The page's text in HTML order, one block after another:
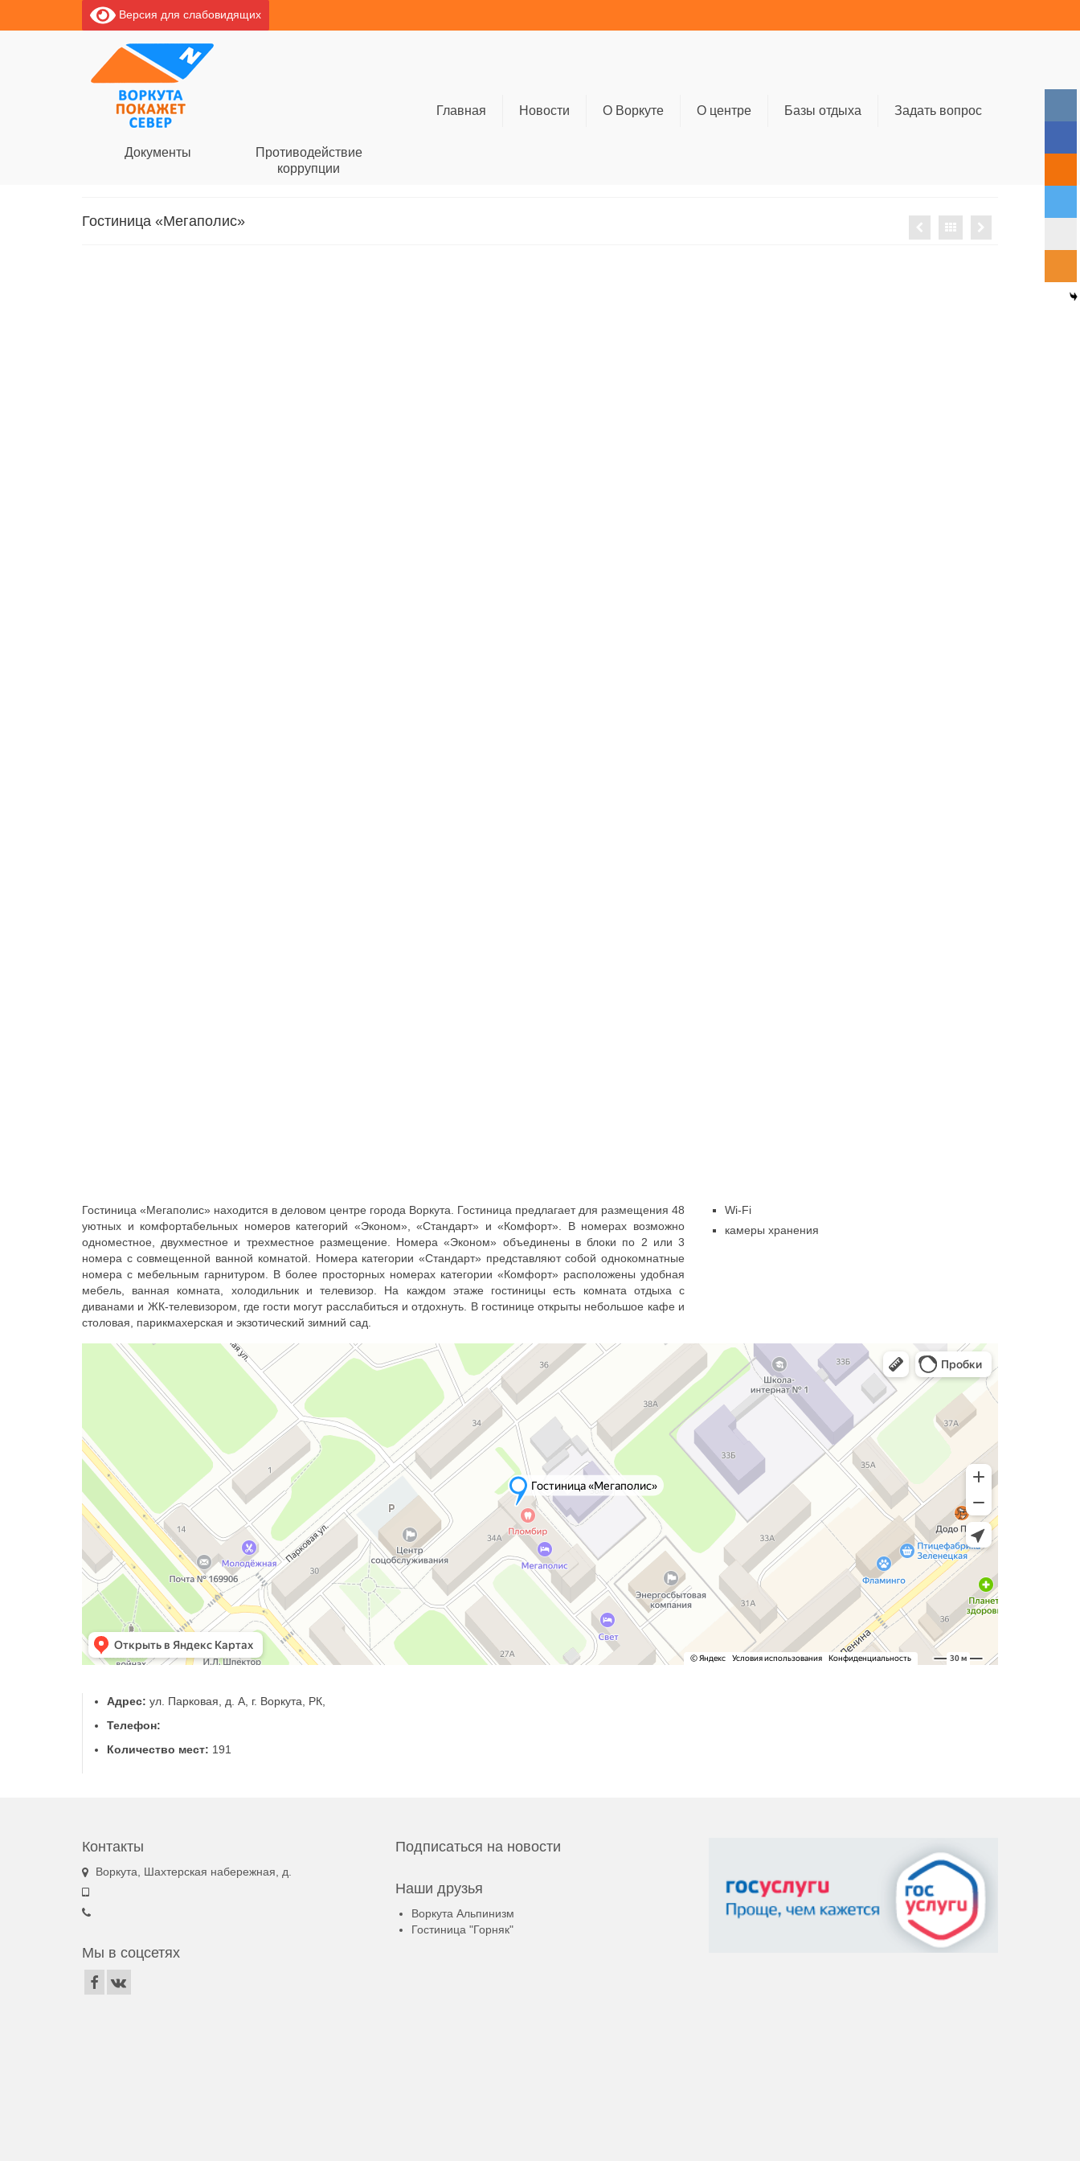
Версия для слабовидящих
Главная Новости О Воркуте О центре Базы отдыха Задать вопрос
Документы
Противодействие
коррупции
Гостиница «Мегаполис»
Гостиница «Мегаполис» находится в деловом центре города Воркута. Гостиница предлагает для размещения 48
уютных и комфортабельных номеров категорий «Эконом», «Стандарт» и «Комфорт». В номерах возможно
одноместное, двухместное и трехместное размещение. Номера «Эконом» объединены в блоки по 2 или 3
номера с совмещенной ванной комнатой. Номера категории «Стандарт» представляют собой однокомнатные
номера с мебельным гарнитуром. В более просторных номерах категории «Комфорт» расположены удобная
мебель, ванная комната, холодильник и телевизор. На каждом этаже гостиницы есть комната отдыха с
диванами и ЖК-телевизором, где гости могут расслабиться и отдохнуть. В гостинице открыты небольшое кафе и
столовая, парикмахерская и экзотический зимний сад.
Wi-Fi
камеры хранения
Адрес: ул. Парковая, д. А, г. Воркута, РК,
Телефон:
Количество мест: 191
Контакты
Воркута, Шахтерская набережная, д.
Мы в соцсетях
Подписаться на новости
Наши друзья
Воркута Альпинизм
Гостиница "Горняк"